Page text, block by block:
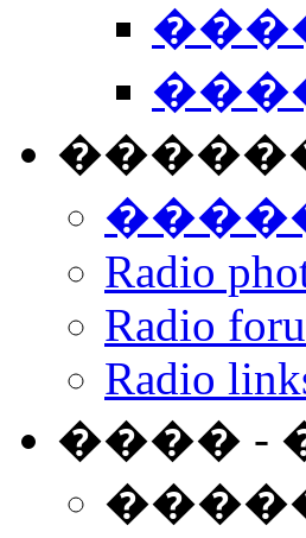
Radio
Radio
Radio
���� -